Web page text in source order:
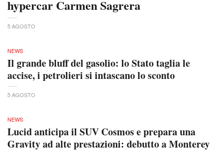
hypercar Carmen Sagrera
5 AGOSTO
NEWS
Il grande bluff del gasolio: lo Stato taglia le
accise, i petrolieri si intascano lo sconto
5 AGOSTO
NEWS
Lucid anticipa il SUV Cosmos e prepara una
Gravity ad alte prestazioni: debutto a Monterey